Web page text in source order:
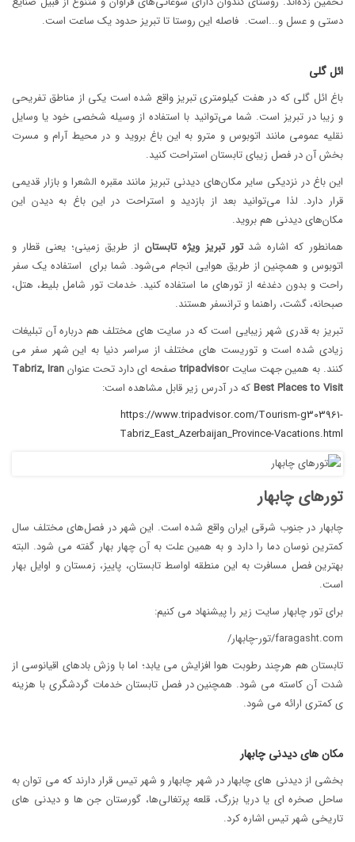
دستی و عسل و...است. فاصله این روستا تا تبریز حدود یک ساعت است.
ائل گلی
باغ ائل گلی که در هفت کیلومتری تبریز واقع شده است یکی از مناطق تفریحی
و زیبا در تبریز است. شما می‌توانید با استفاده از وسیله شخصی خود یا وسایل
نقلیه عمومی مانند اتوبوس و مترو به این باغ بروید و در محیط آرام و مسرت
بخش آن در فصل زیبای تابستان استراحت کنید.
این باغ در نزدیکی سایر مکان‌های دیدنی تبریز مانند مقبره الشعرا و بازار قدیمی
قرار دارد. لذا می‌توانید بعد از بازدید و استراحت در این باغ به دیدن این
مکان‌های دیدنی هم بروید.
همانطور که اشاره شدتور تبریز ویژه تابستاناز طریق زمینی؛ یعنی قطار و
اتوبوس و همچنین از طریق هوایی انجام می‌شود. شما برای استفاده یک سفر
راحت و بدون دغدغه از تورهای ما استفاده کنید. خدمات تور شامل بلیط، هتل،
صبحانه، گشت، راهنما و ترانسفر هستند.
تبریز به قدری شهر زیبایی است که در سایت های مختلف هم درباره آن تبلیغات
زیادی شده است و توریست های مختلف از سراسر دنیا به این شهر سفر می
کنند. به همین جهت سایتtripadvisor صفحه ای دارد تحت عنوان
Tabriz, Iran
Best Places to Visitکه در آدرس زیر قابل مشاهده است:
https://www.tripadvisor.com/Tourism-g303961-
Tabriz_East_Azerbaijan_Province-Vacations.html
تورهای چابهار
چابهار در جنوب شرقی ایران واقع شده است. این شهر در فصل‌های مختلف سال
کمترین نوسان دما را دارد و به همین علت به آن چهار بهار گفته می شود. البته
بهترین فصل مسافرت به این منطقه اواسط تابستان، پاییز، زمستان و اوایل بهار
است.
برای تور چابهار سایت زیر را پیشنهاد می کنیم:
faragasht.com/تور-چابهار/
تابستان هم هرچند رطوبت هوا افزایش می یابد؛ اما با وزش بادهای اقیانوسی از
شدت آن کاسته می شود. همچنین در فصل تابستان خدمات گردشگری با هزینه
ی کمتری ارائه می شود.
مکان های دیدنی چابهار
بخشی از دیدنی های چابهار در شهر چابهار و شهر تیس قرار دارند که می توان به
ساحل صخره ای یا دریا بزرگ، قلعه پرتغالی‌ها، گورستان جن ها و دیدنی های
تاریخی شهر تیس اشاره کرد.